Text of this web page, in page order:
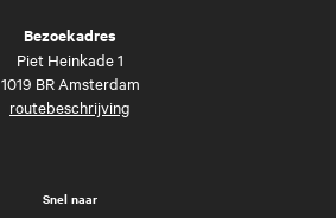
Bezoekadres
Piet Heinkade 1
1019 BR Amsterdam
routebeschrijving
Snel naar